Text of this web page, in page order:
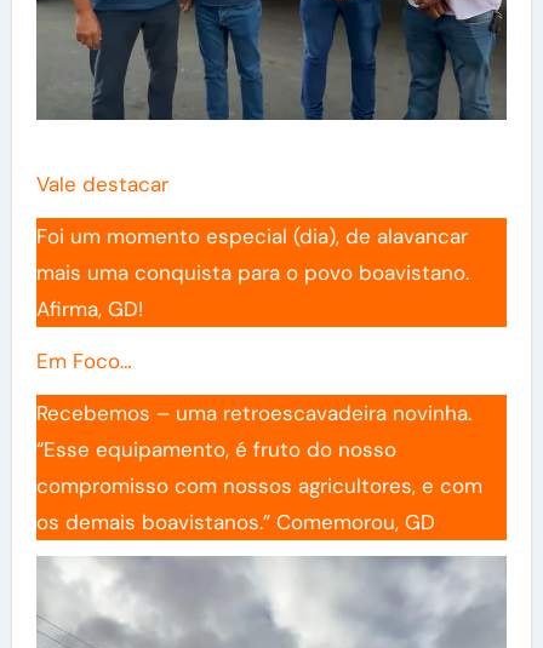
Vale destacar
Foi um momento especial (dia), de alavancar
mais uma conquista para o povo boavistano.
Afirma, GD!
Em Foco…
Recebemos – uma retroescavadeira novinha.
“Esse equipamento, é fruto do nosso
compromisso com nossos agricultores, e com
os demais boavistanos.” Comemorou, GD